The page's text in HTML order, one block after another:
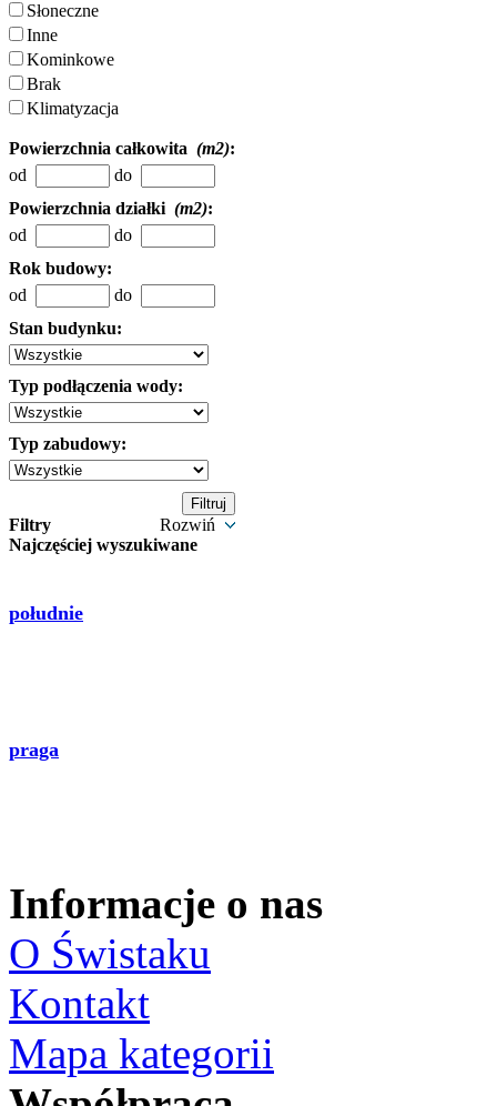
Słoneczne
Inne
Kominkowe
Brak
Klimatyzacja
Powierzchnia całkowita (m2):
od
do
Powierzchnia działki (m2):
od
do
Rok budowy:
od
do
Stan budynku:
Typ podłączenia wody:
Typ zabudowy:
Filtry
Rozwiń
Najczęściej wyszukiwane
południe
praga
Informacje o nas
O Świstaku
Kontakt
Mapa kategorii